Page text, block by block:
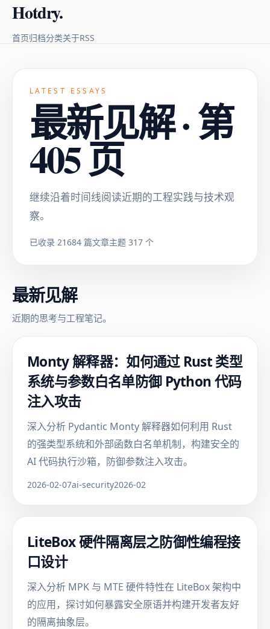
Hotdry.
首页归档分类关于RSS
LATEST ESSAYS
最新见解 · 第
405 页
继续沿着时间线阅读近期的工程实践与技术观
察。
已收录 21684 篇文章主题 317 个
最新见解
近期的思考与工程笔记。
Monty 解释器：如何通过 Rust 类型
系统与参数白名单防御 Python 代码
注入攻击
深入分析 Pydantic Monty 解释器如何利用 Rust
的强类型系统和外部函数白名单机制，构建安全的
AI 代码执行沙箱，防御参数注入攻击。
2026-02-07ai-security2026-02
LiteBox 硬件隔离层之防御性编程接
口设计
深入分析 MPK 与 MTE 硬件特性在 LiteBox 架构中
的应用，探讨如何暴露安全原语并构建开发者友好
的隔离抽象层。